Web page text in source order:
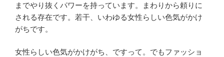
までやり抜くパワーを持っています。まわりから頼りに
される存在です。若干、いわゆる女性らしい色気がかけ
がちです。
女性らしい色気がかけがち、ですって。でもファッショ